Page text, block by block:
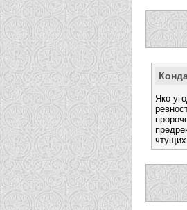
Яко
чтущих